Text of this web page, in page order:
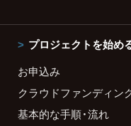
プロジェクトを始め
お申込み
クラウドファンディン
基本的な手順・流れ